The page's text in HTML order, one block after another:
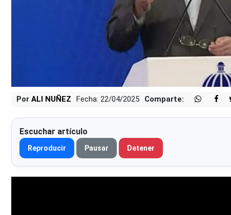
Por ALI NUÑEZ Fecha: 22/04/2025 Comparte:
Escuchar artículo
Reproducir Pausar Detener